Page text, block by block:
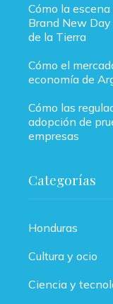
Cómo la
Brand New
de la Tierra
Cómo el
economía de
Cómo las
adopción de
empresas
Categorías
Honduras
Cultura y ocio
Ciencia y